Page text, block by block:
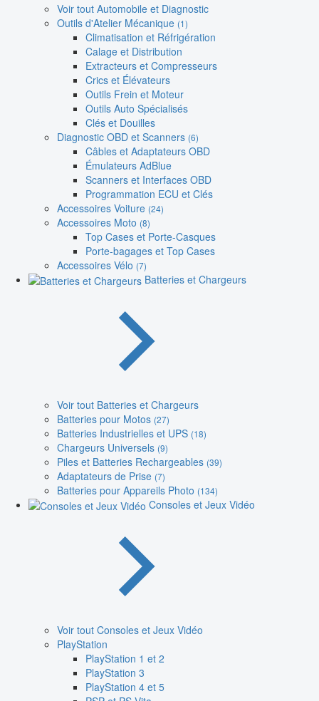
Voir tout Automobile et Diagnostic
Outils d'Atelier Mécanique (1)
Climatisation et Réfrigération
Calage et Distribution
Extracteurs et Compresseurs
Crics et Élévateurs
Outils Frein et Moteur
Outils Auto Spécialisés
Clés et Douilles
Diagnostic OBD et Scanners (6)
Câbles et Adaptateurs OBD
Émulateurs AdBlue
Scanners et Interfaces OBD
Programmation ECU et Clés
Accessoires Voiture (24)
Accessoires Moto (8)
Top Cases et Porte-Casques
Porte-bagages et Top Cases
Accessoires Vélo (7)
Batteries et Chargeurs
Voir tout Batteries et Chargeurs
Batteries pour Motos (27)
Batteries Industrielles et UPS (18)
Chargeurs Universels (9)
Piles et Batteries Rechargeables (39)
Adaptateurs de Prise (7)
Batteries pour Appareils Photo (134)
Consoles et Jeux Vidéo
Voir tout Consoles et Jeux Vidéo
PlayStation
PlayStation 1 et 2
PlayStation 3
PlayStation 4 et 5